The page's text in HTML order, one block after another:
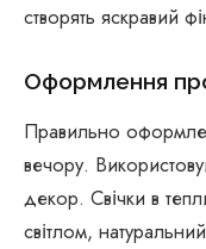
створять яскравий
Оформлення
Правильно
вечору.
декор. Свічки в
світлом,